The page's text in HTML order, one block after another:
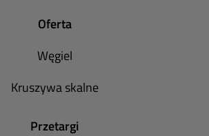
Oferta
Węgiel
Kruszywa skalne
Przetargi